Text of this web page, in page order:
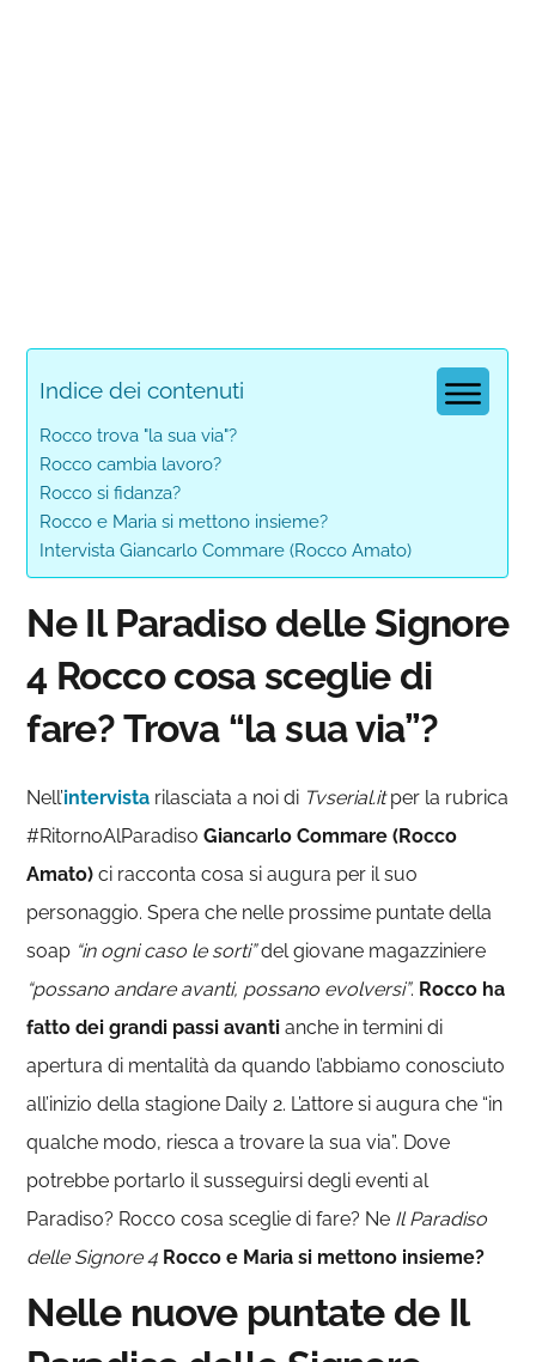
Indice dei contenuti
Rocco trova "la sua via"?
Rocco cambia lavoro?
Rocco si fidanza?
Rocco e Maria si mettono insieme?
Intervista Giancarlo Commare (Rocco Amato)
Ne Il Paradiso delle Signore
4 Rocco cosa sceglie di
fare? Trova “la sua via”?
Nell’intervista rilasciata a noi di Tvserial.itper la rubrica
#RitornoAlParadisoGiancarlo Commare (Rocco
Amato) ci racconta cosa si augura per il suo
personaggio. Spera che nelle prossime puntate della
soap “in ogni caso le sorti”del giovane magazziniere
“possano andare avanti, possano evolversi”. Rocco ha
fatto dei grandi passi avanti anche in termini di
apertura di mentalità da quando l’abbiamo conosciuto
all’inizio della stagione Daily 2. L’attore si augura che “in
qualche modo, riesca a trovare la sua via”. Dove
potrebbe portarlo il susseguirsi degli eventi al
Paradiso? Rocco cosa sceglie di fare? Ne Il Paradiso
delle Signore 4 Rocco e Maria si mettono insieme?
Nelle nuove puntate de Il